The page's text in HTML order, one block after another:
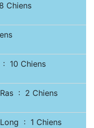
Chiens
: 10 Chiens
Ras : 2 Chiens
Long : 1 Chiens